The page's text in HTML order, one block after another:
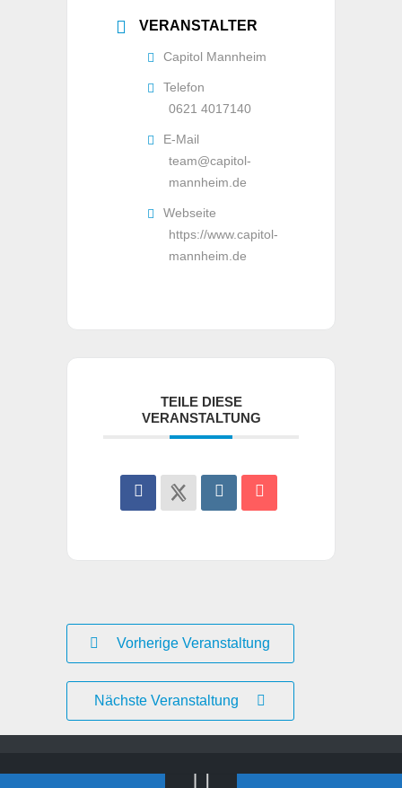
VERANSTALTER
Capitol Mannheim
Telefon
0621 4017140
E-Mail
team@capitol-
mannheim.de
Webseite
https://www.capitol-
mannheim.de
TEILE DIESE
VERANSTALTUNG
Vorherige Veranstaltung
Nächste Veranstaltung